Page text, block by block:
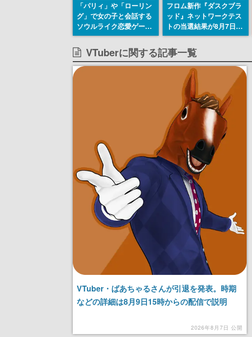
「パリィ」や「ローリン
グ」で女の子と会話する
ソウルライク恋愛ゲーム
『小早川さんはソウルラ
イク』無料公開。返事に
失敗すると「YOU
DIED」
フロム新作『ダスクブラ
ッド』ネットワークテス
トの当選結果が8月7日22
時に発表。応募サイトの
マイページから確認可
能、テスト実施は8月21
日～24日
VTuberに関する記事一覧
VTuber・ばあちゃるさんが引退を発表。時期
などの詳細は8月9日15時からの配信で説明
2026年8月7日 公開